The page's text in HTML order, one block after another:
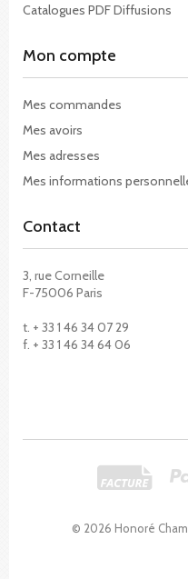
© 2026 Honoré
Catalogues PDF Diffusions
Mon compte
Mes commandes
Mes avoirs
Mes adresses
Mes informations
Contact
3, rue Corneille
F-75006 Paris
t. + 33 1 46 34 07 29
f. + 33 1 46 34 64 06